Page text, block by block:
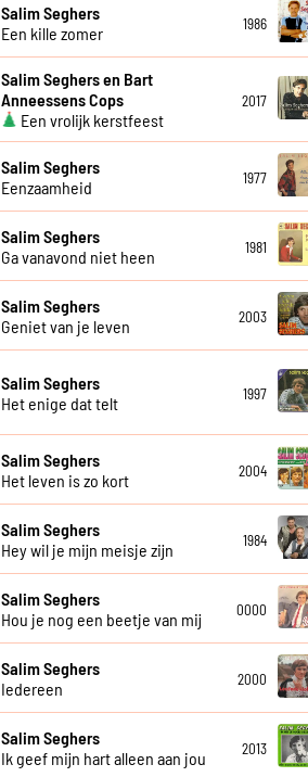
Salim Seghers
Een kille zomer
1986
Salim Seghers en Bart
Anneessens Cops
Een vrolijk kerstfeest
2017
Salim Seghers
Eenzaamheid
1977
Salim Seghers
Ga vanavond niet heen
1981
Salim Seghers
Geniet van je leven
2003
Salim Seghers
Het enige dat telt
1997
Salim Seghers
Het leven is zo kort
2004
Salim Seghers
Hey wil je mijn meisje zijn
1984
Salim Seghers
Hou je nog een beetje van mij
0000
Salim Seghers
Iedereen
2000
Salim Seghers
Ik geef mijn hart alleen aan jou
2013